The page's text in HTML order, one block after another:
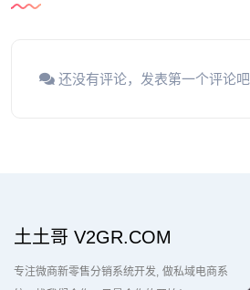
还没有评论，发表第一个评论吧
土土哥 V2GR.COM
专注微商新零售分销系统开发 做私域电商系